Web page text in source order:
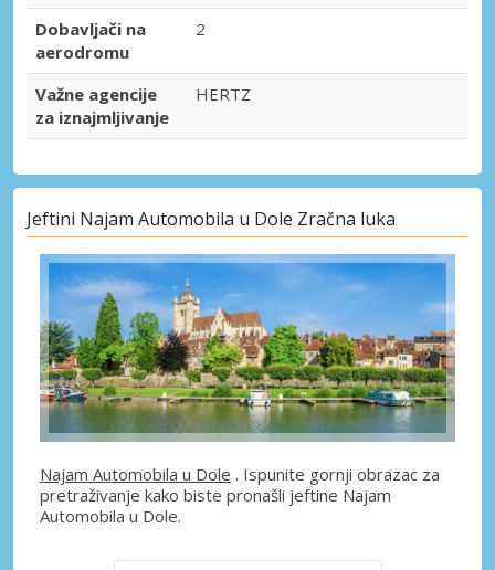
Dobavljači na
aerodromu
2
Važne agencije
za iznajmljivanje
HERTZ
Jeftini Najam Automobila u Dole Zračna luka
Najam Automobila u Dole . Ispunite gornji obrazac za
pretraživanje kako biste pronašli jeftine Najam
Automobila u Dole.